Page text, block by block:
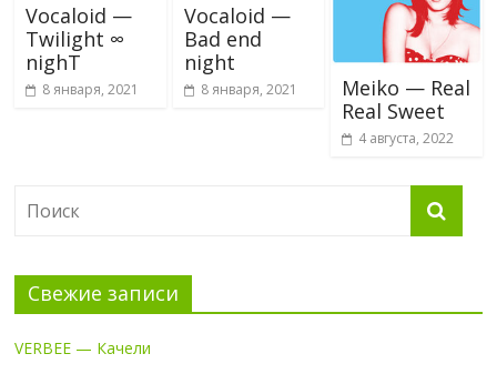
Vocaloid —
Twilight ∞
nighT
8 января, 2021
Vocaloid —
Bad end
night
8 января, 2021
Meiko — Real
Real Sweet
4 августа, 2022
Свежие записи
VERBEE — Качели